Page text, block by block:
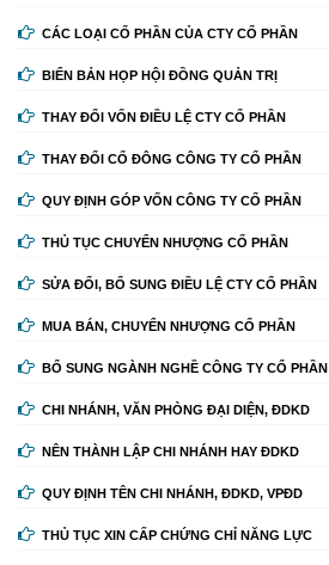
CÁC LOẠI CỔ PHẦN CỦA CTY CỔ PHẦN
BIỂN BẢN HỌP HỘI ĐỒNG QUẢN TRỊ
THAY ĐỔI VỐN ĐIỀU LỆ CTY CỔ PHẦN
THAY ĐỔI CỔ ĐÔNG CÔNG TY CỔ PHẦN
QUY ĐỊNH GÓP VỐN CÔNG TY CỔ PHẦN
THỦ TỤC CHUYỂN NHƯỢNG CỔ PHẦN
SỬA ĐỔI, BỔ SUNG ĐIỀU LỆ CTY CỔ PHẦN
MUA BÁN, CHUYỂN NHƯỢNG CỔ PHẦN
BỔ SUNG NGÀNH NGHỀ CÔNG TY CỔ PHẦN
CHI NHÁNH, VĂN PHÒNG ĐẠI DIỆN, ĐDKD
NÊN THÀNH LẬP CHI NHÁNH HAY ĐDKD
QUY ĐỊNH TÊN CHI NHÁNH, ĐDKD, VPĐD
THỦ TỤC XIN CẤP CHỨNG CHỈ NĂNG LỰC